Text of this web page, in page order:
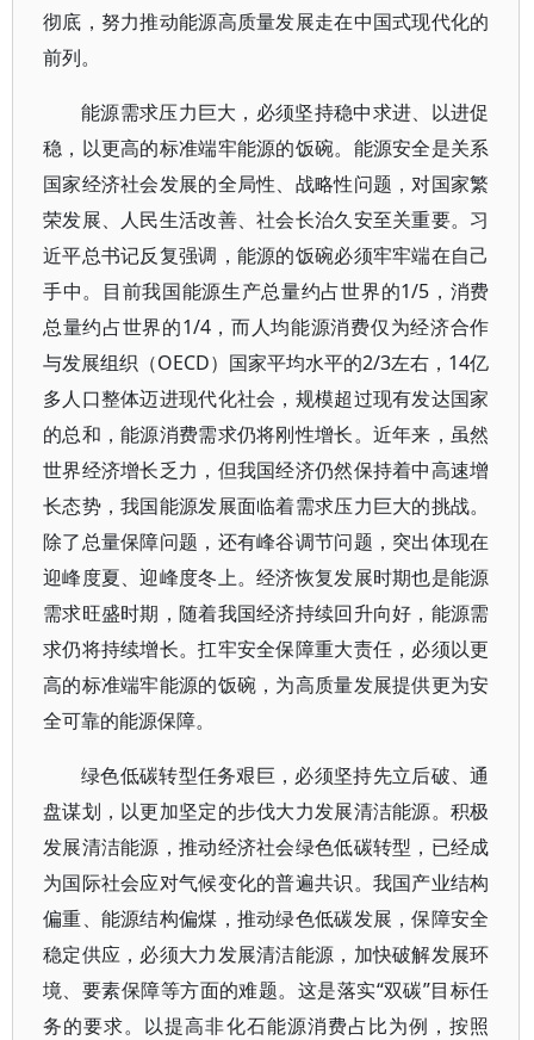
彻底，努力推动能源高质量发展走在中国式现代化的
前列。
能源需求压力巨大，必须坚持稳中求进、以进促
稳，以更高的标准端牢能源的饭碗。能源安全是关系
国家经济社会发展的全局性、战略性问题，对国家繁
荣发展、人民生活改善、社会长治久安至关重要。习
近平总书记反复强调，能源的饭碗必须牢牢端在自己
手中。目前我国能源生产总量约占世界的1/5，消费
总量约占世界的1/4，而人均能源消费仅为经济合作
与发展组织（OECD）国家平均水平的2/3左右，14亿
多人口整体迈进现代化社会，规模超过现有发达国家
的总和，能源消费需求仍将刚性增长。近年来，虽然
世界经济增长乏力，但我国经济仍然保持着中高速增
长态势，我国能源发展面临着需求压力巨大的挑战。
除了总量保障问题，还有峰谷调节问题，突出体现在
迎峰度夏、迎峰度冬上。经济恢复发展时期也是能源
需求旺盛时期，随着我国经济持续回升向好，能源需
求仍将持续增长。扛牢安全保障重大责任，必须以更
高的标准端牢能源的饭碗，为高质量发展提供更为安
全可靠的能源保障。
绿色低碳转型任务艰巨，必须坚持先立后破、通
盘谋划，以更加坚定的步伐大力发展清洁能源。积极
发展清洁能源，推动经济社会绿色低碳转型，已经成
为国际社会应对气候变化的普遍共识。我国产业结构
偏重、能源结构偏煤，推动绿色低碳发展，保障安全
稳定供应，必须大力发展清洁能源，加快破解发展环
境、要素保障等方面的难题。这是落实“双碳”目标任
务的要求。以提高非化石能源消费占比为例，按照